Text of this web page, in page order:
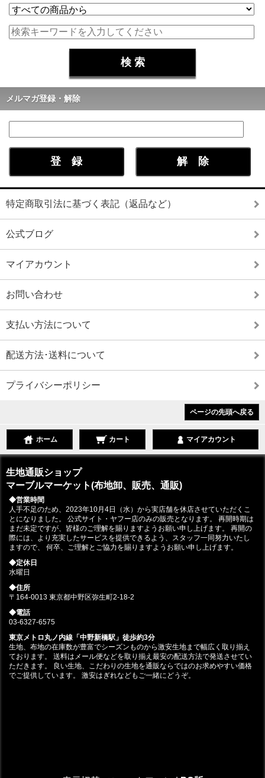
メルマガ登録・解除
特定商取引法に基づく表記（返品など）
公式ブログ
マイアカウント
お問い合わせ
支払い方法について
配送方法･送料について
プライバシーポリシー
ページの先頭へ戻る
ホーム カート マイアカウント
生地通販ショップ
マーブルマーケット(布地卸、販売、通販)
◆営業時間
人手不足のため、2023年10月4日（水）から実店舗を休店させていただくこ
とになりました。 公式サイト・ヤフー店のみの販売となります。 再開時期は
まだ未定ですが、皆様のご理解を賜りますようお願い申し上げます。 再開の
際には、より充実したサービスを提供できるよう、スタッフ一同努力いたし
ますので、 何卒、ご理解とご協力を賜りますようお願い申し上げます。
◆定休日
水曜日
◆住所
〒164-0013 東京都中野区弥生町2-18-2
◆電話
03-6327-6575
東京メトロ丸ノ内線「中野新橋駅」徒歩約3分
生地、布地の在庫数が豊富でシーズンものから激安生地まで幅広く取り揃え
ております。 送料はメール便などを取り揃え最安の配送方法で発送させてい
ただきます。 良い生地、こだわりの生地を通販ならではのお求めやすい価格
でご提供しています。 激安はぎれなどもご一緒にどうぞ。